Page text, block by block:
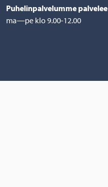
Puhelinpalvelumme palvelee
ma—pe klo 9.00-12.00